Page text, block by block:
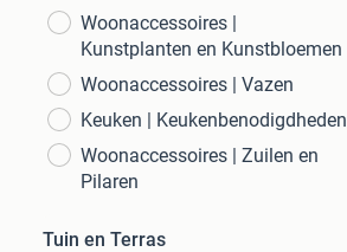
Woonaccessoires |
Kunstplanten en Kunstbloemen
Woonaccessoires | Vazen
Keuken | Keukenbenodigdheden
Woonaccessoires | Zuilen en
Pilaren
Tuin en Terras